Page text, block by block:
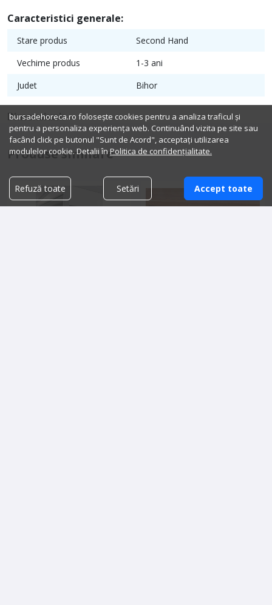
Caracteristici generale:
Stare produs
Second Hand
Vechime produs
1-3 ani
Judet
Bihor
Dimensiuni:
Produse similare
bursadehoreca.ro folosește cookies pentru a analiza traficul și
pentru a personaliza experiența web. Continuând vizita pe site sau
facând click pe butonul "Sunt de Acord", acceptați utilizarea
modulelor cookie. Detalii în Politica de confidențialitate.
Refuză toate Setări Accept toate